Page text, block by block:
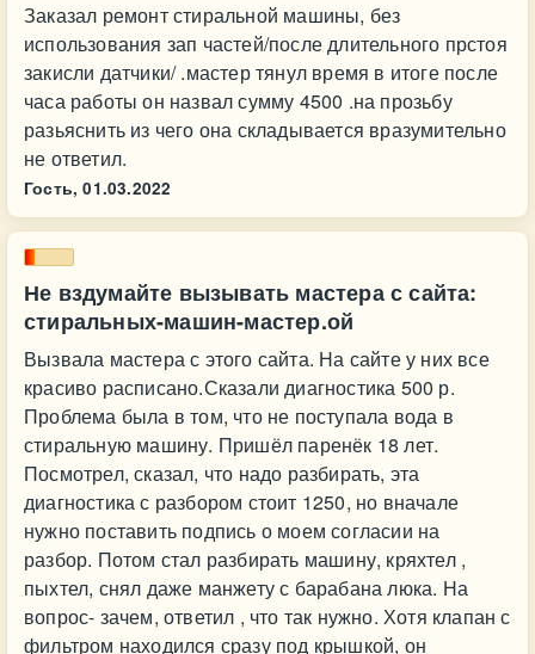
Заказал ремонт стиральной машины, без
использования зап частей/после длительного прстоя
закисли датчики/ .мастер тянул время в итоге после
часа работы он назвал сумму 4500 .на прозьбу
разьяснить из чего она складывается вразумительно
не ответил.
Гость, 01.03.2022
Не вздумайте вызывать мастера с сайта:
стиральных-машин-мастер.ой
Вызвала мастера с этого сайта. На сайте у них все
красиво расписано.Сказали диагностика 500 р.
Проблема была в том, что не поступала вода в
стиральную машину. Пришёл паренёк 18 лет.
Посмотрел, сказал, что надо разбирать, эта
диагностика с разбором стоит 1250, но вначале
нужно поставить подпись о моем согласии на
разбор. Потом стал разбирать машину, кряхтел ,
пыхтел, снял даже манжету с барабана люка. На
вопрос- зачем, ответил , что так нужно. Хотя клапан с
фильтром находился сразу под крышкой, он